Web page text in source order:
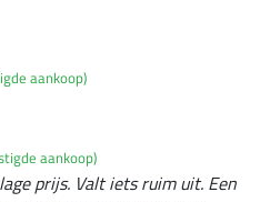
aankoop)
aankoop)
prijs. Valt iets ruim uit. Een